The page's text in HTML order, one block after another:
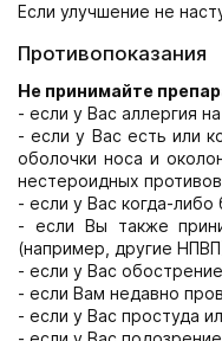
Если улучшение не
Противопоказания
Не принимайте
- если у Вас аллергия
- если у Вас есть или
оболочки носа и
нестероидных
- если у Вас когда-
- если Вы также
(например, другие
- если у Вас
- если Вам недавно
- если у Вас простуда